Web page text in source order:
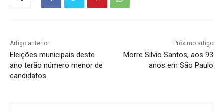
Artigo anterior
Eleições municipais deste
ano terão número menor de
candidatos
Próximo artigo
Morre Silvio Santos, aos 93
anos em São Paulo